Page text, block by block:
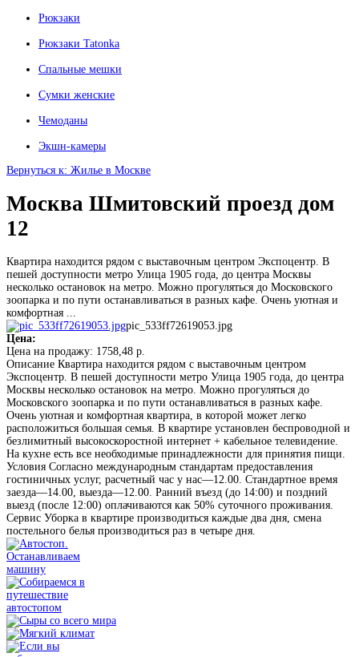
Рюкзаки
Рюкзаки Tatonka
Спальные мешки
Сумки женские
Чемоданы
Экшн-камеры
Вернуться к: Жилье в Москве
Москва Шмитовский проезд дом
12
Квартира находится рядом с выставочным центром Экспоцентр. В
пешей доступности метро Улица 1905 года, до центра Москвы
несколько остановок на метро. Можно прогуляться до Московского
зоопарка и по пути останавливаться в разных кафе. Очень уютная и
комфортная ...
pic_533ff72619053.jpg
Цена:
Цена на продажу: 1758,48 р.
Описание Квартира находится рядом с выставочным центром
Экспоцентр. В пешей доступности метро Улица 1905 года, до центра
Москвы несколько остановок на метро. Можно прогуляться до
Московского зоопарка и по пути останавливаться в разных кафе.
Очень уютная и комфортная квартира, в которой может легко
расположиться большая семья. В квартире установлен беспроводной и
безлимитный высокоскоростной интернет + кабельное телевидение.
На кухне есть все необходимые принадлежности для принятия пищи.
Условия Согласно международным стандартам предоставления
гостиничных услуг, расчетный час у нас—12.00. Стандартное время
заезда—14.00, выезда—12.00. Ранний въезд (до 14:00) и поздний
выезд (после 12:00) оплачиваются как 50% суточного проживания.
Сервис Уборка в квартире производиться каждые два дня, смена
постельного белья производиться раз в четыре дня.